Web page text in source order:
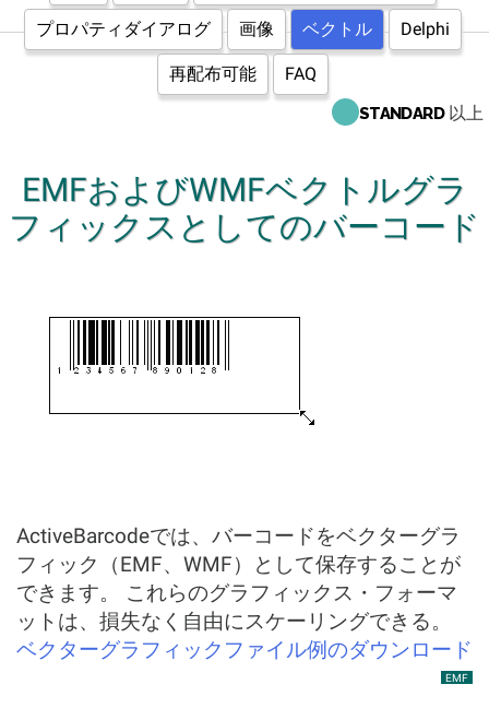
プロパティダイアログ 画像 ベクトル Delphi
再配布可能 FAQ
STANDARD以上
EMFおよびWMFベクトルグラ
フィックスとしてのバーコード
ActiveBarcodeでは、バーコードをベクターグラ
フィック（EMF、WMF）として保存することが
できます。 これらのグラフィックス・フォーマ
ットは、損失なく自由にスケーリングできる。
ベクターグラフィックファイル例のダウンロード
EMF